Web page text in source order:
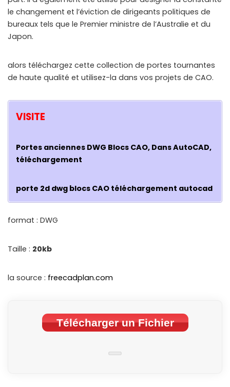
le changement et l’éviction de dirigeants politiques de
bureaux tels que le Premier ministre de l’Australie et du
Japon.
alors téléchargez cette collection de portes tournantes
de haute qualité et utilisez-la dans vos projets de CAO.
VISITE
Portes anciennes DWG Blocs CAO, Dans AutoCAD,
téléchargement
porte 2d dwg blocs CAO téléchargement autocad
format : DWG
Taille : 20kb
la source : freecadplan.com
Télécharger un Fichier